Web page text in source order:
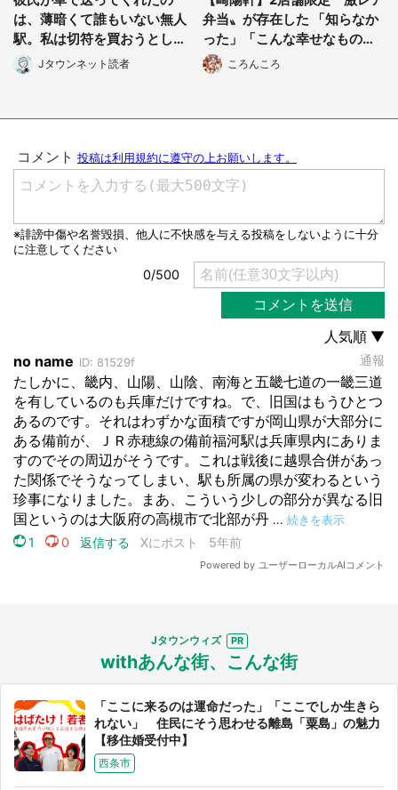
都道府選択
は、薄暗くて誰もいない無人
駅。私は切符を買おうとした
けれど(山形県・20代女性)
Jタウンネット読者
弁当〟が存在した 「知らなか
った」「こんな幸せなものが
あったなんて...」
ころんころ
Jタウンウィズ
withあんな街、こんな街
「ここに来るのは運命だった」「ここでしか生きら
れない」 住民にそう思わせる離島「粟島」の魅力
【移住婚受付中】
西条市